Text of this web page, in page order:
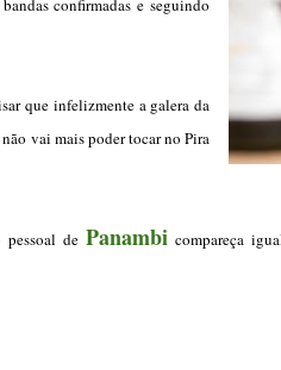
confirmadas e seguindo
que infelizmente a galera da
vai mais poder tocar no Pira
pessoal de Panambi compareça